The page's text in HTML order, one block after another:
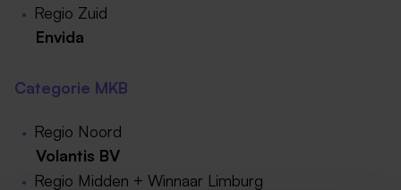
Regio Zuid
Envida
Categorie MKB
Regio Noord
Volantis BV
Regio Midden + Winnaar Limburg